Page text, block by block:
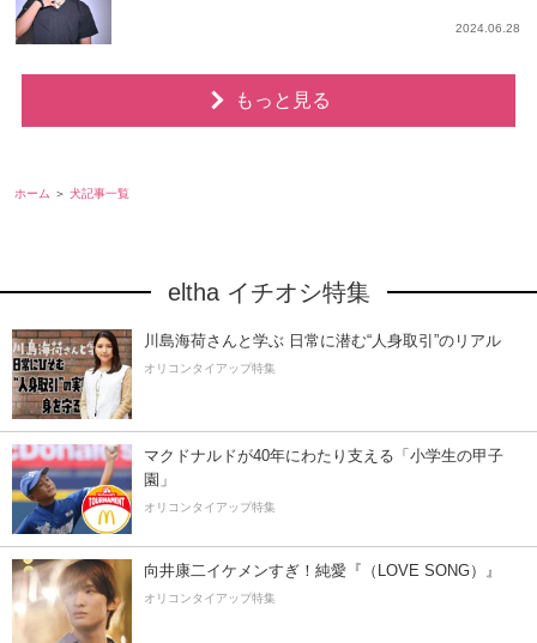
2024.06.28
もっと見る
ホーム 犬記事一覧
eltha イチオシ特集
川島海荷さんと学ぶ 日常に潜む“人身取引”のリアル
オリコンタイアップ特集
マクドナルドが40年にわたり支える「小学生の甲子
園」
オリコンタイアップ特集
向井康二イケメンすぎ！純愛『（LOVE SONG）』
オリコンタイアップ特集